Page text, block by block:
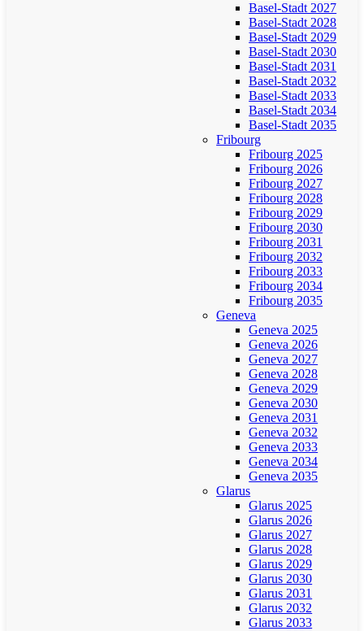
Basel-Stadt 2027
Basel-Stadt 2028
Basel-Stadt 2029
Basel-Stadt 2030
Basel-Stadt 2031
Basel-Stadt 2032
Basel-Stadt 2033
Basel-Stadt 2034
Basel-Stadt 2035
Fribourg
Fribourg 2025
Fribourg 2026
Fribourg 2027
Fribourg 2028
Fribourg 2029
Fribourg 2030
Fribourg 2031
Fribourg 2032
Fribourg 2033
Fribourg 2034
Fribourg 2035
Geneva
Geneva 2025
Geneva 2026
Geneva 2027
Geneva 2028
Geneva 2029
Geneva 2030
Geneva 2031
Geneva 2032
Geneva 2033
Geneva 2034
Geneva 2035
Glarus
Glarus 2025
Glarus 2026
Glarus 2027
Glarus 2028
Glarus 2029
Glarus 2030
Glarus 2031
Glarus 2032
Glarus 2033